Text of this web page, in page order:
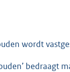
wordt
bedraagt